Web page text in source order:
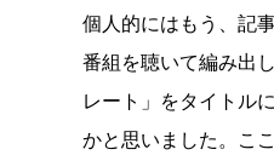
個人的にはもう、記
番組を聴いて編み出
レート」をタイトル
かと思いました。こ